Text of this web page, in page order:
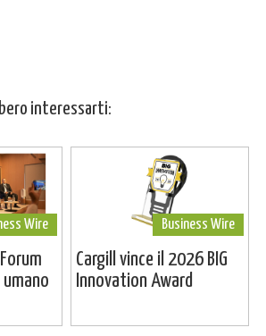
interessarti:
Wire Business Wire
Cargill vince il 2026 BIG
Innovation Award